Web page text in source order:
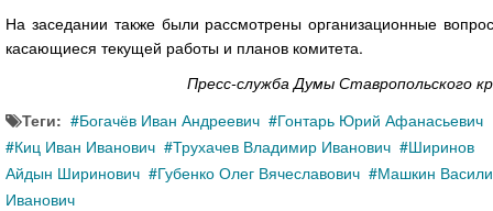
На заседании также были рассмотрены организационные
касающиеся текущей работы и планов комитета.
Пресс-служба Думы Ставропольского
Теги:
Богачёв Иван Андреевич
Гонтарь Юрий Афанасьевич
Киц Иван Иванович
Трухачев Владимир Иванович
Ширинов
Айдын Ширинович
Губенко Олег Вячеславович
Машкин
Иванович